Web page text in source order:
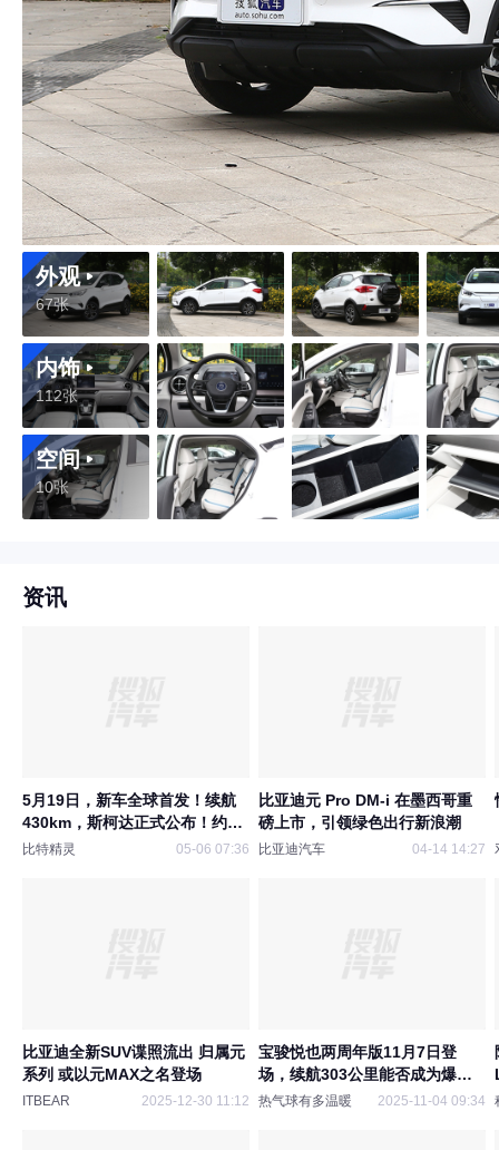
外观
67张
内饰
112张
空间
10张
资讯
5月19日，新车全球首发！续航
430km，斯柯达正式公布！约合
20.8万起售，对比一众国产纯电
比特精灵 05-06 07:36
比亚迪元 Pro DM-i 在墨西哥重
磅上市，引领绿色出行新浪潮
比亚迪汽车 04-14 14:27
比亚迪全新SUV谍照流出 归属元
系列 或以元MAX之名登场
ITBEAR 2025-12-30 11:12
宝骏悦也两周年版11月7日登
场，续航303公里能否成为爆
款？
热气球有多温暖 2025-11-04 09:34